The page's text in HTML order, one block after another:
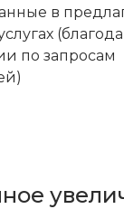
в
по запросам